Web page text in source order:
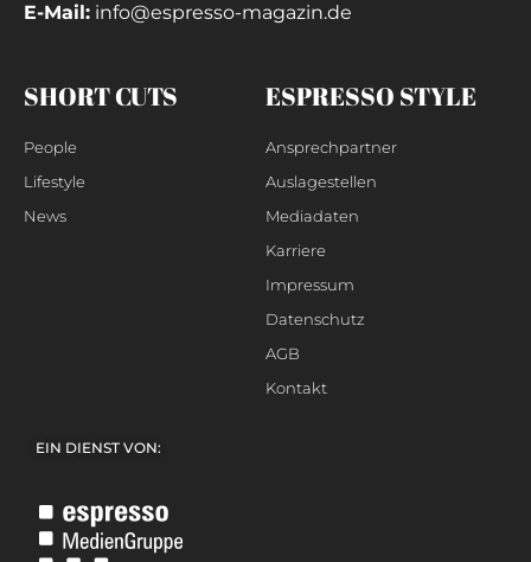
E-Mail: info@espresso-magazin.de
SHORT CUTS
People
Lifestyle
News
ESPRESSO STYLE
Ansprechpartner
Auslagestellen
Mediadaten
Karriere
Impressum
Datenschutz
AGB
Kontakt
EIN DIENST VON: